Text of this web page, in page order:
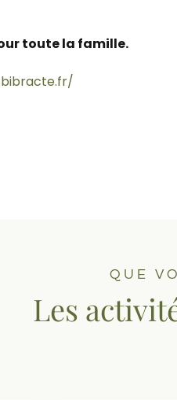
toute la famille.
QUE
Les